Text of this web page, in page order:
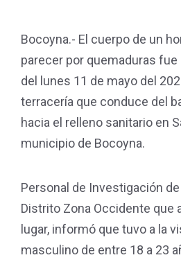
Bocoyna.- El cuerpo de un
parecer por quemaduras fue
del lunes 11 de mayo del
terracería que conduce del
hacia el relleno sanitario en
municipio de Bocoyna.
Personal de Investigación
Distrito Zona Occidente que
lugar, informó que tuvo a la
masculino de entre 18 a 23